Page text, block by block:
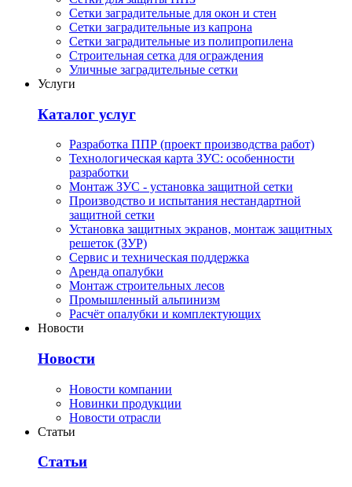
Сетки заградительные для окон и стен
Сетки заградительные из капрона
Сетки заградительные из полипропилена
Строительная сетка для ограждения
Уличные заградительные сетки
Услуги
Каталог услуг
Разработка ППР (проект производства работ)
Технологическая карта ЗУС: особенности
разработки
Монтаж ЗУС - установка защитной сетки
Производство и испытания нестандартной
защитной сетки
Установка защитных экранов, монтаж защитных
решеток (ЗУР)
Сервис и техническая поддержка
Аренда опалубки
Монтаж строительных лесов
Промышленный альпинизм
Расчёт опалубки и комплектующих
Новости
Новости
Новости компании
Новинки продукции
Новости отрасли
Статьи
Статьи